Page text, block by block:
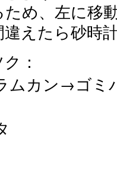
め、左に移
えたら砂時
：
ムカン→ゴミ